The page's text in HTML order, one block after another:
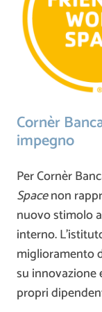
Cornèr
impegno
Per Cornèr
Spacenon
nuovo stimolo
interno.
miglioramento
su innovazione
propri